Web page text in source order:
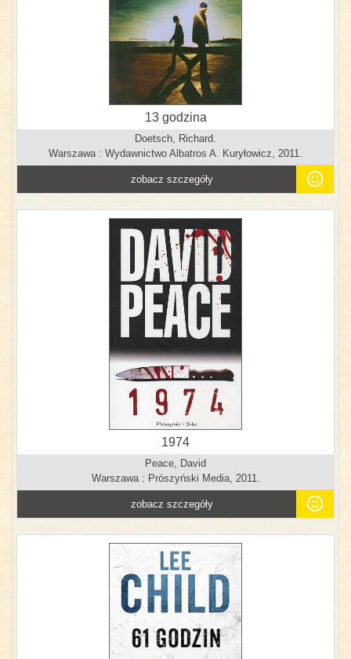
13 godzina
Doetsch, Richard.
Warszawa : Wydawnictwo Albatros A. Kuryłowicz, 2011.
zobacz szczegóły
1974
Peace, David
Warszawa : Prószyński Media, 2011.
zobacz szczegóły